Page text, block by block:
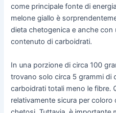
come principale fonte di
melone giallo è
dieta chetogenica e anche
contenuto di carboidrati.
In una porzione di circa 100
trovano solo circa 5 grammi di
carboidrati totali meno le fibre.
relativamente sicura per coloro